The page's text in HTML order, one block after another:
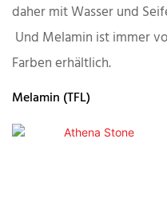
daher mit Wasser und
Und Melamin ist immer
Farben erhältlich.
Melamin (TFL)